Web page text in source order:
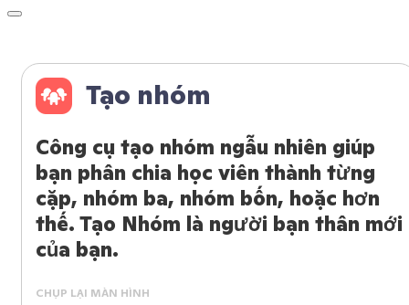
Tạo nhóm
Công cụ tạo nhóm ngẫu nhiên giúp
bạn phân chia học viên thành từng
cặp, nhóm ba, nhóm bốn, hoặc hơn
thế. Tạo Nhóm là người bạn thân mới
của bạn.
CHỤP LẠI MÀN HÌNH